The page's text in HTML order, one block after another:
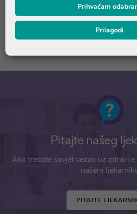
Pitanja i odgovori
Recenzije
Pitajte našeg
Ako trebate savjet vezan uz
našem
PITAJTE
Prihvaćam
Prilagodi